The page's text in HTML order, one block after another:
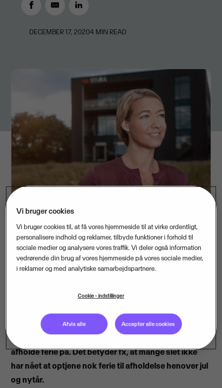
DECEMBER 17, 20204 MIN READ
Er der noget, vi danskere går op i, er det juleferie med
tid til familien og vores nærmeste. Og selv om julen på
mange måder bliver anderledes i år, ændrer det ikke
Noget tyder dog på, at flere lønmodtagere ikke har de
ferielovsregler, som trådte i kraft den 1. september,
har nemlig medført en helt ny måde at optjene og
afholde ferie på. Det betyder fx, at mange slet ikke
har nået at optjene nok ferie til afholdelse henover jul
og nytår.
Vi bruger cookies
Vi bruger cookies til, at få vores hjemmeside til at virke ordentligt,
personalisere indhold og reklamer, tilbyde funktioner i forhold til
sociale medier og analysere vores traffik. Vi deler også information
vedrørende din brug af vores hjemmeside på vores sociale medier,
i reklamer og med analytiske samarbejdspartnere.
Cookie - indstillinger
Afvis alle Accepter alle cookies